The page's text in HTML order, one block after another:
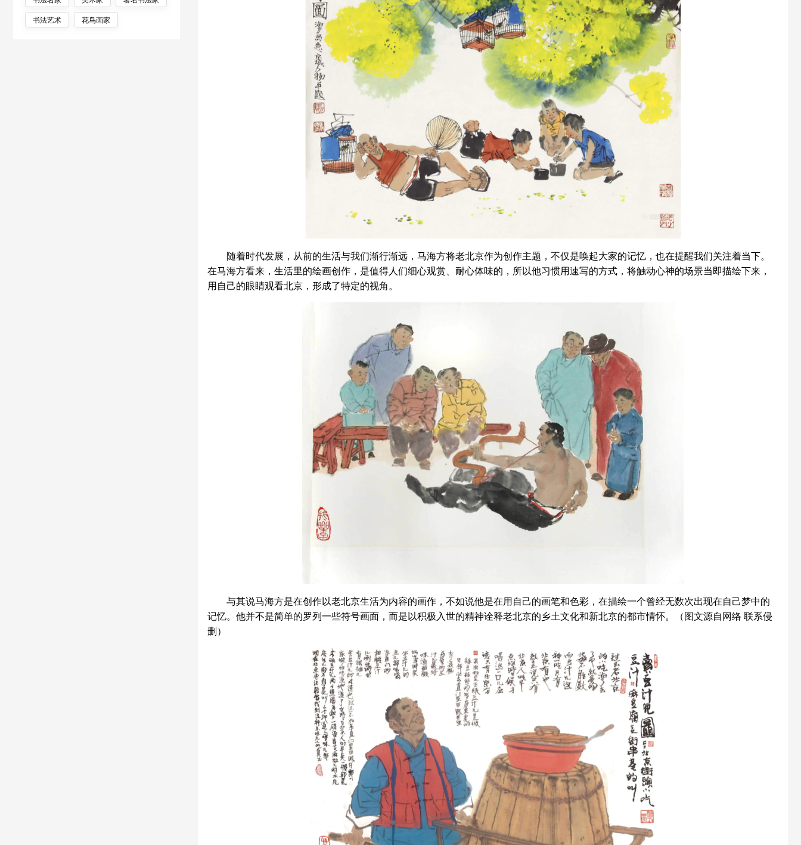
书法艺术
花鸟画家
随着时代发展，从前的生活与我们渐行渐远，马海方将老北京作为创作主题，不仅是唤起大家的记忆，也在提醒我们关注着当下。
在马海方看来，生活里的绘画创作，是值得人们细心观赏、耐心体味的，所以他习惯用速写的方式，将触动心神的场景当即描绘下来，
用自己的眼睛观看北京，形成了特定的视角。
与其说马海方是在创作以老北京生活为内容的画作，不如说他是在用自己的画笔和色彩，在描绘一个曾经无数次出现在自己梦中的
记忆。他并不是简单的罗列一些符号画面，而是以积极入世的精神诠释老北京的乡土文化和新北京的都市情怀。（图文源自网络 联系侵
删）